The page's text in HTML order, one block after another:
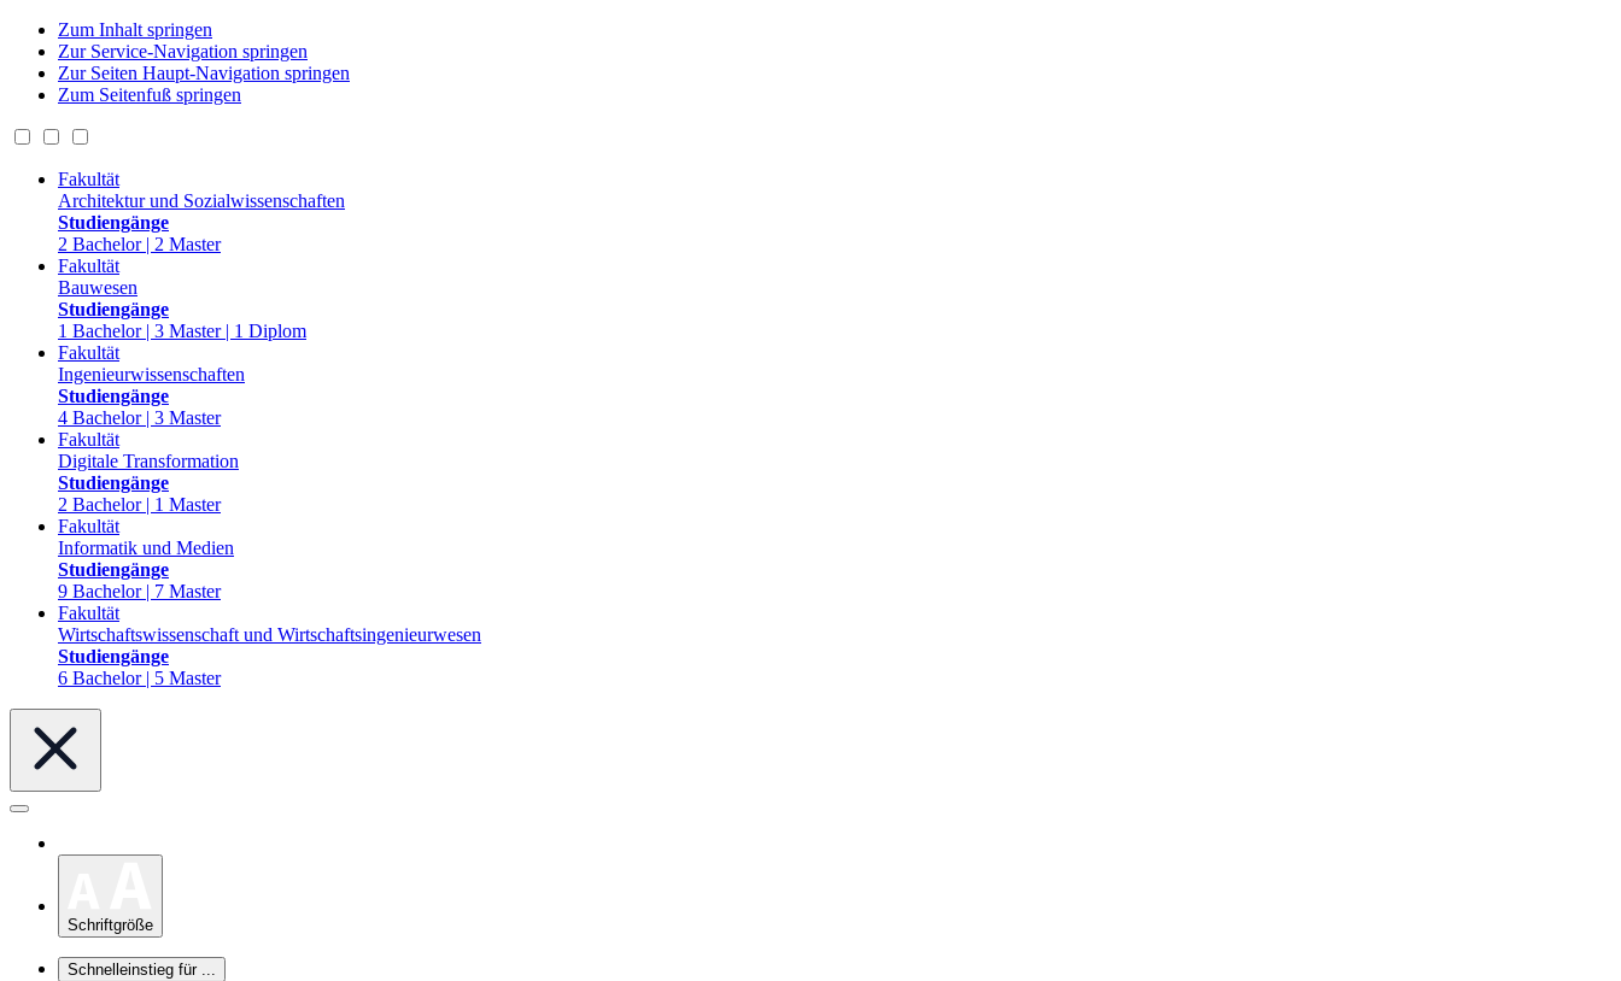
Zum Inhalt springen
Zur Service-Navigation springen
Zur Seiten Haupt-Navigation springen
Zum Seitenfuß springen
Fakultät
Architektur und Sozialwissenschaften
Studiengänge
2 Bachelor | 2 Master
Fakultät
Bauwesen
Studiengänge
1 Bachelor | 3 Master | 1 Diplom
Fakultät
Ingenieurwissenschaften
Studiengänge
4 Bachelor | 3 Master
Fakultät
Digitale Transformation
Studiengänge
2 Bachelor | 1 Master
Fakultät
Informatik und Medien
Studiengänge
9 Bachelor | 7 Master
Fakultät
Wirtschaftswissenschaft und Wirtschaftsingenieurwesen
Studiengänge
6 Bachelor | 5 Master
Schriftgröße
Schnelleinstieg für ...